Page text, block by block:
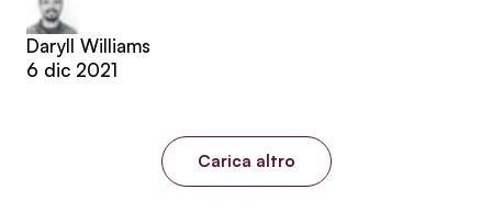
Daryll Williams
6 dic 2021
Carica altro